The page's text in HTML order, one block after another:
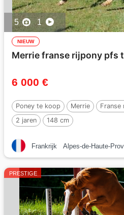
5 1
NIEUW
Merrie franse rijpony pfs
6 000 €
Poney te koop Merrie Franse
2 jaren
148 cm
Frankrijk Alpes-de-Haute-
PRESTIGE